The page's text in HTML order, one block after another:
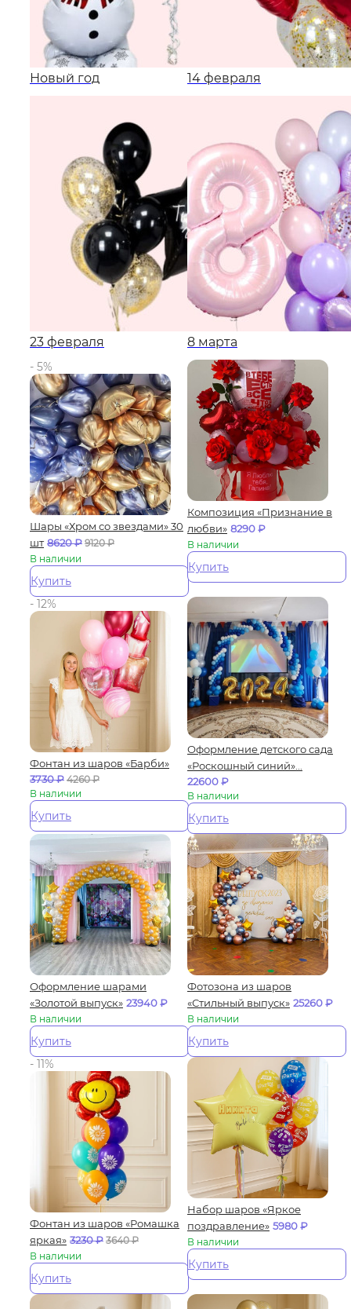
Новый год 14 февраля
23 февраля 8 марта
- 5%
Шары «Хром со звездами» 30
шт 8620₽ 9120₽
В наличии
Купить
Композиция «Признание в
любви» 8290₽
В наличии
Купить
- 12%
Фонтан из шаров «Барби»
3730₽ 4260₽
В наличии
Купить
Оформление детского сада
«Роскошный синий»...
22600₽
В наличии
Купить
Оформление шарами
«Золотой выпуск» 23940₽
В наличии
Купить
Фотозона из шаров
«Стильный выпуск» 25260₽
В наличии
Купить
- 11%
Фонтан из шаров «Ромашка
яркая» 3230₽ 3640₽
В наличии
Купить
Набор шаров «Яркое
поздравление» 5980₽
В наличии
Купить